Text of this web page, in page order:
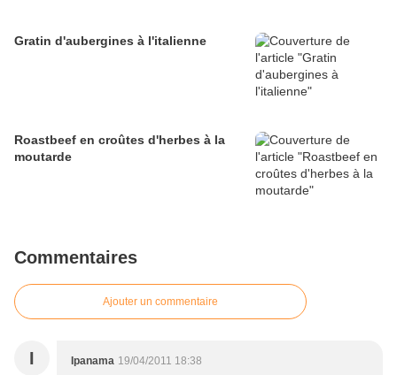
Gratin d'aubergines à l'italienne
Roastbeef en croûtes d'herbes à la
moutarde
Commentaires
Ajouter un commentaire
I Ipanama 19/04/2011 18:38